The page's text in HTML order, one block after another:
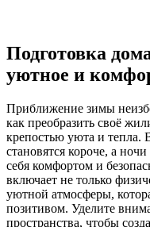
Подготовка
уютное и
Приближение зимы
как преобразить своё
крепостью уюта и тепла.
становятся короче, а
себя комфортом и
включает не только
уютной атмосферы,
позитивом. Уделите
пространства, чтобы